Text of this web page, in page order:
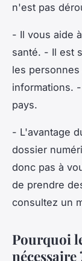
n'est pas
- Il vous aide
santé. - Il est
les
informations.
pays.
- L'avantage
dossier
donc pas à
de prendre
consultez un
Pourquoi
nécessaire